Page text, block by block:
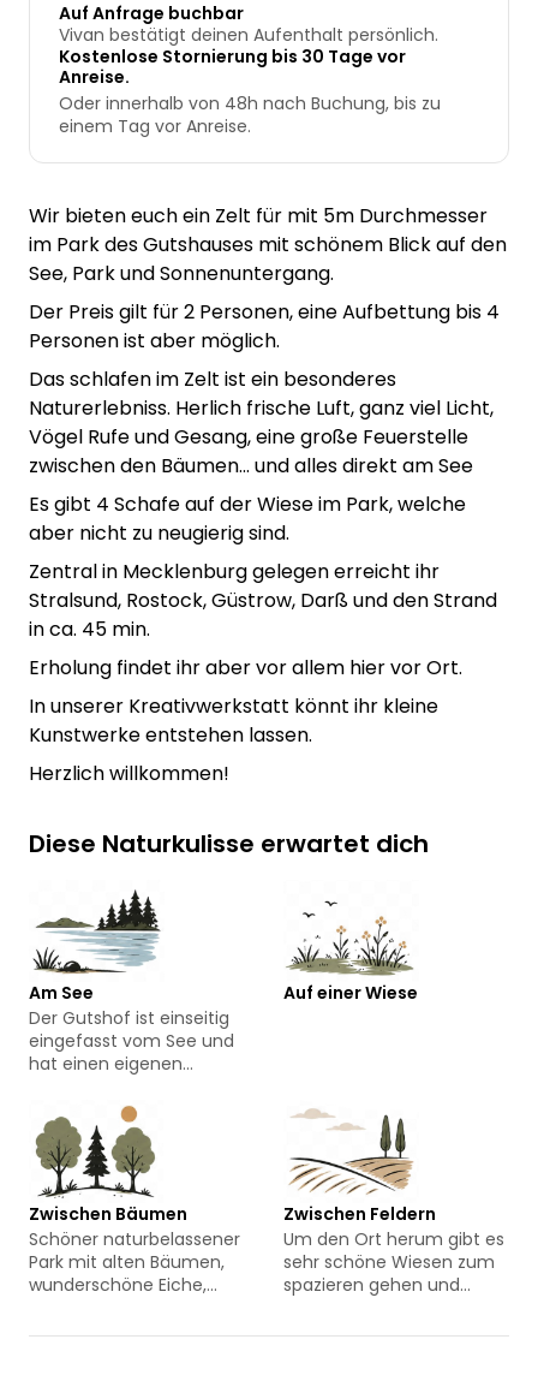
Auf Anfrage buchbar
Vivan bestätigt deinen Aufenthalt persönlich.
Kostenlose Stornierung bis 30 Tage vor
Anreise.
Oder innerhalb von 48h nach Buchung, bis zu
einem Tag vor Anreise.
Wir bieten euch ein Zelt für mit 5m Durchmesser
im Park des Gutshauses mit schönem Blick auf den
See, Park und Sonnenuntergang.
Der Preis gilt für 2 Personen, eine Aufbettung bis 4
Personen ist aber möglich.
Das schlafen im Zelt ist ein besonderes
Naturerlebniss. Herlich frische Luft, ganz viel Licht,
Vögel Rufe und Gesang, eine große Feuerstelle
zwischen den Bäumen... und alles direkt am See
Es gibt 4 Schafe auf der Wiese im Park, welche
aber nicht zu neugierig sind.
Zentral in Mecklenburg gelegen erreicht ihr
Stralsund, Rostock, Güstrow, Darß und den Strand
in ca. 45 min.
Erholung findet ihr aber vor allem hier vor Ort.
In unserer Kreativwerkstatt könnt ihr kleine
Kunstwerke entstehen lassen.
Herzlich willkommen!
Diese Naturkulisse erwartet dich
Am See
Der Gutshof ist einseitig
eingefasst vom See und
hat einen eigenen
Kanu und Badematte
können mit genutzt
werden.
Auf einer Wiese
Zwischen Bäumen
Schöner naturbelassener
Park mit alten Bäumen,
wunderschöne Eiche,
und Buchen...
Zwischen Feldern
Um den Ort herum gibt es
sehr schöne Wiesen zum
spazieren gehen und